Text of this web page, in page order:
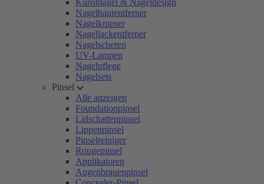
Kunstnägel & Nageldesign
Nagelhautentferner
Nagelknipser
Nagellackentferner
Nagelscheren
UV-Lampen
Nagelpflege
Nagelsets
Pinsel
Alle anzeigen
Foundationpinsel
Lidschattenpinsel
Lippenpinsel
Pinselreiniger
Rougepinsel
Applikatoren
Augenbrauenpinsel